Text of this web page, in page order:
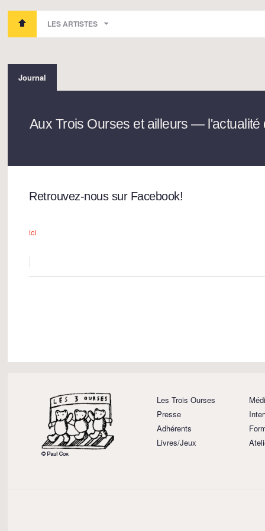
LES ARTISTES
Journal
Aux Trois Ourses et ailleurs — l'actualité
Retrouvez-nous sur Facebook!
ici
Les Trois Ourses
Presse
Adhérents
Livres/Jeux